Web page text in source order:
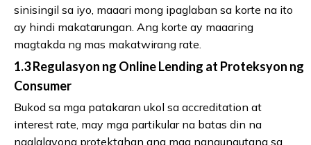
sinisingil sa iyo, maaari mong ipaglaban sa korte na ito
ay hindi makatarungan. Ang korte ay maaaring
magtakda ng mas makatwirang rate.
1.3 Regulasyon ng Online Lending at Proteksyon ng
Consumer
Bukod sa mga patakaran ukol sa accreditation at
interest rate, may mga partikular na batas din na
naglalayong protektahan ang mga nangungutang sa